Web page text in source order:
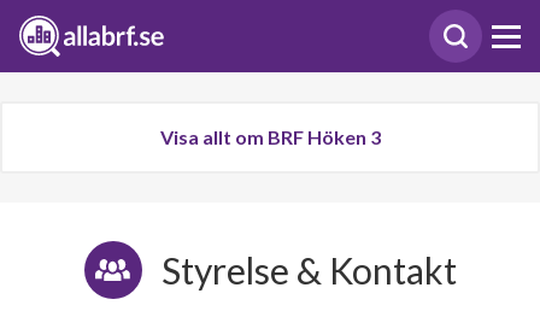
Visa allt om BRF Höken 3
Styrelse & Kontakt